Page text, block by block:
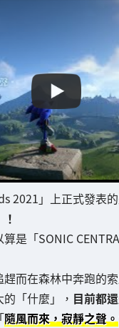
2021」上正式發表
是「SONIC
而在森林中奔跑的
「什麼」， 目前都
隨風而來，寂靜之聲。